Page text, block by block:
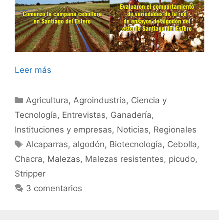
Leer más
Categorías
Agricultura,Agroindustria, Ciencia y
Tecnología, Entrevistas, Ganadería,
Instituciones y empresas, Noticias, Regionales
Etiquetas
Alcaparras, algodón, Biotecnología, Cebolla,
Chacra, Malezas, Malezas resistentes, picudo,
Stripper
3 comentarios